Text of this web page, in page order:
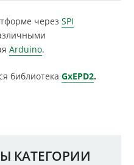
через SPI
Arduino.
библиотека GxEPD2.
КАТЕГОРИИ